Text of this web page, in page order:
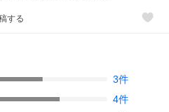
する
3件
4件